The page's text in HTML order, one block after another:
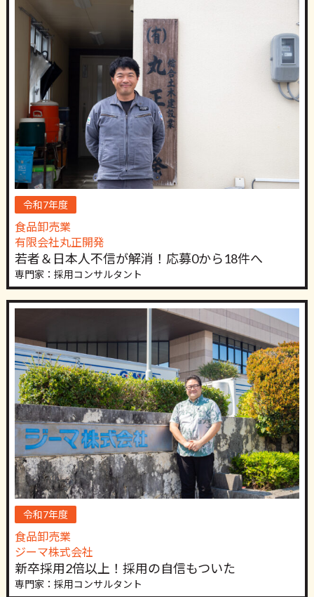
令和7年度
食品卸売業
有限会社丸正開発
若者＆日本人不信が解消！応募0から18件へ
専門家：採用コンサルタント
令和7年度
食品卸売業
ジーマ株式会社
新卒採用2倍以上！採用の自信もついた
専門家：採用コンサルタント